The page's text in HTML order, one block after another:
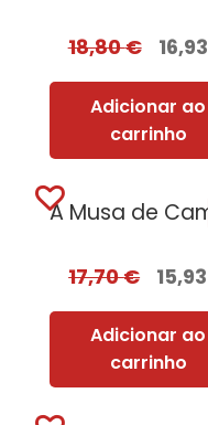
18,80€ 16,93
Adicionar ao
carrinho
17,70€ 15,93
Adicionar ao
carrinho